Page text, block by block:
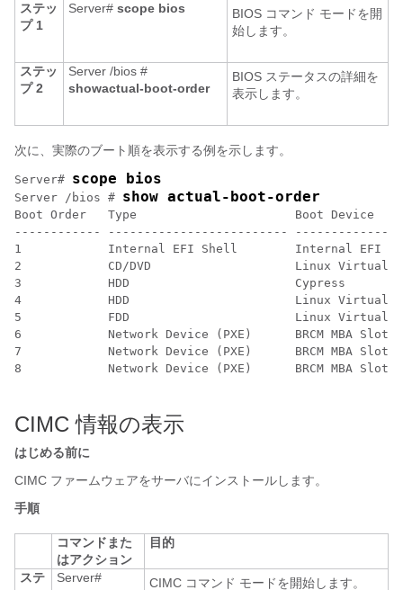
ステッ
プ 1
Server# scope bios
BIOS コマンド モードを開
始します。
ステッ
プ 2
Server /bios #
showactual-boot-order
BIOS ステータスの詳細を
表示します。
次に、実際のブート順を表示する例を示します。
Server# scope bios
Server /bios # show actual-boot-order
Boot Order   Type
------------ -------------------------
1            Internal EFI Shell
2            CD/DVD                    Linux
3            HDD
4            HDD                       Linux
5            FDD                       Linux
6            Network Device (PXE)      BRCM
7            Network Device (PXE)      BRCM
8            Network Device (PXE)      BRCM
CIMC 情報の表示
はじめる前に
CIMC ファームウェアをサーバにインストールします。
手順
コマンドまた
はアクション
目的
ステ
Server#
CIMC コマンド モードを開始します。